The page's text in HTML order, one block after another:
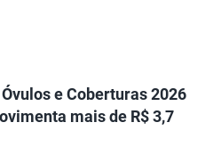
e Coberturas 2026
mais de R$ 3,7